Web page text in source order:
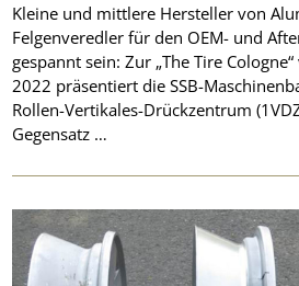
Kleine und mittlere Hersteller von
Felgenveredler für den OEM- und
gespannt sein: Zur „The Tire
2022 präsentiert die SSB-
Rollen-Vertikales-Drückzentrum
Gegensatz …